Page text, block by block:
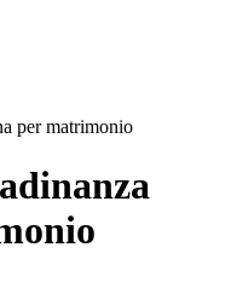
per matrimonio